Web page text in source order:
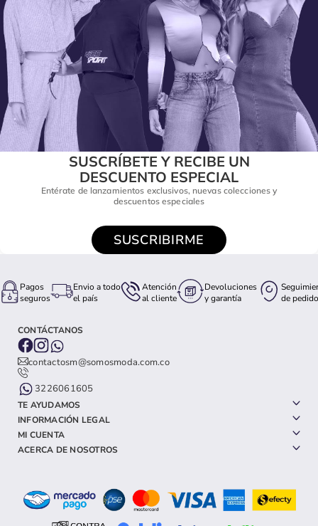
SUSCRÍBETE Y RECIBE UN
DESCUENTO ESPECIAL
Entérate de lanzamientos exclusivos, nuevas colecciones y
descuentos especiales
SUSCRIBIRME
Pagos
seguros
Envio a todo
el país
Atención
al cliente
Devoluciones
y garantía
de pedido
CONTÁCTANOS
contactosm@somosmoda.com.co
3226061605
TE AYUDAMOS
INFORMACIÓN LEGAL
MI CUENTA
ACERCA DE NOSOTROS